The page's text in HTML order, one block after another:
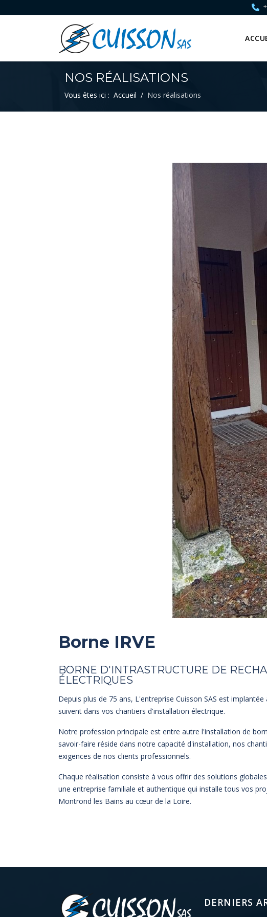
NOS RÉALISATIONS
Vous êtes ici : Accueil Nos réalisations
Borne IRVE
BORNE D'INTRASTRUCTURE DE
ÉLECTRIQUES
Depuis plus de 75 ans, L'entreprise Cuisson SAS est
suivent dans vos chantiers d'installation électrique.
Notre profession principale est entre autre l'installation de
savoir-faire réside dans notre capacité d'installation, nos
exigences de nos clients professionnels.
Chaque réalisation consiste à vous offrir des solutions
une entreprise familiale et authentique qui installe tous vos
Montrond les Bains au cœur de la Loire.
DERNIERS